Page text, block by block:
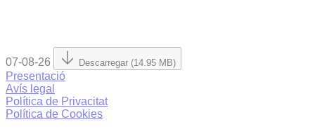
07-08-26 Descarregar (14.95 MB)
Presentació
Avís legal
Política de Privacitat
Política de Cookies